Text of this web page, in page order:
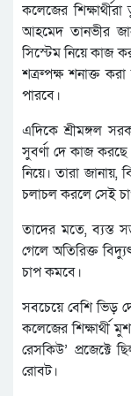
কলেজের
আহমেদ তানভীর
সিস্টেম নিয়ে কাজ
শত্রুপক্ষ শনাক্ত
পারবে।
এদিকে শ্রীমঙ্গল
সুবর্ণা দে কাজ করছে
নিয়ে। তারা
চলাচল করলে সেই
তাদের মতে, ব্যস্ত
গেলে অতিরিক্ত
চাপ কমবে।
সবচেয়ে বেশি ভিড়
কলেজের শিক্ষার্থী
রেসকিউ’
রোবট।